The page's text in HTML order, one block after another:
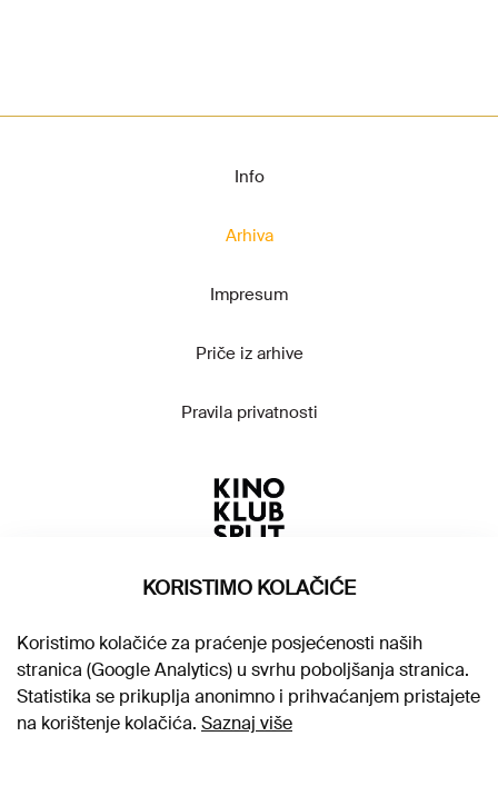
Info
Arhiva
Impresum
Priče iz arhive
Pravila privatnosti
KORISTIMO KOLAČIĆE
Koristimo kolačiće za praćenje posjećenosti naših
stranica (Google Analytics) u svrhu poboljšanja stranica.
Statistika se prikuplja anonimno i prihvaćanjem pristajete
na korištenje kolačića. Saznaj više